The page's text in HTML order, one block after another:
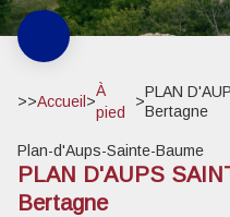
>>Accueil>
À
pied
>
PLAN
Bertagne
Plan-d'Aups-Sainte-Baume
PLAN D'AUPS
Bertagne